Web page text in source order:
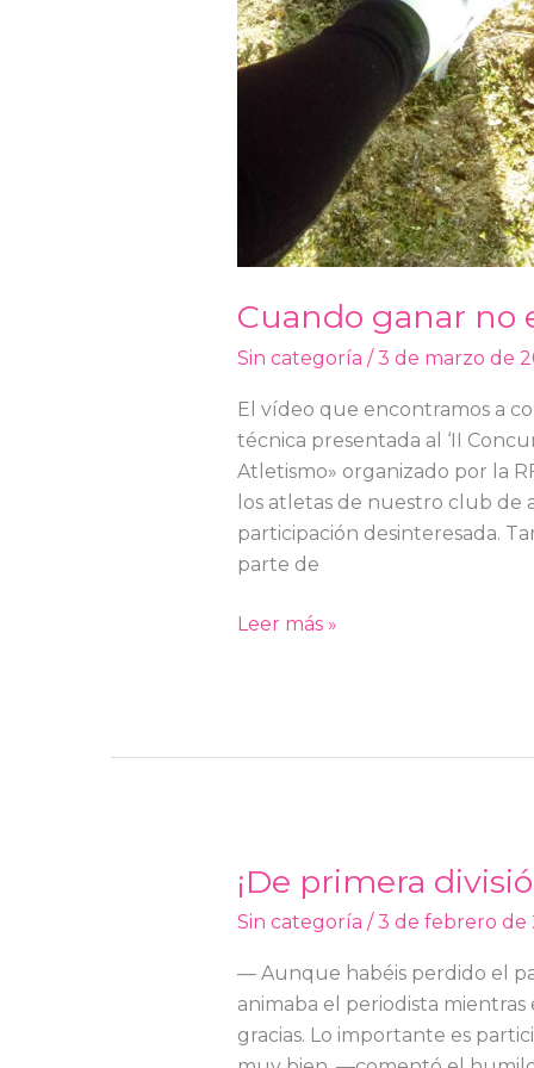
Cuando ganar no
Sin categoría /3 de marzo de
El vídeo que encontramos a
técnica presentada al ‘II
Atletismo» organizado por la
los atletas de nuestro club de
participación desinteresada.
parte de
Leer más »
¡De primera
Sin categoría /3 de febrero de
— Aunque habéis perdido el
animaba el periodista
gracias. Lo importante es
¡De
primera
división!